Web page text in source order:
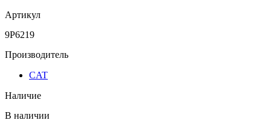
Артикул
9P6219
Производитель
CAT
Наличие
В наличии